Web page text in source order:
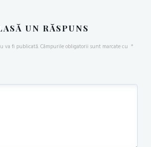
UN RĂSPUNS
va fi publicată.Câmpurile obligatorii sunt marcate cu *